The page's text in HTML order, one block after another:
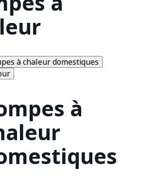
à chaleur domestiques
à